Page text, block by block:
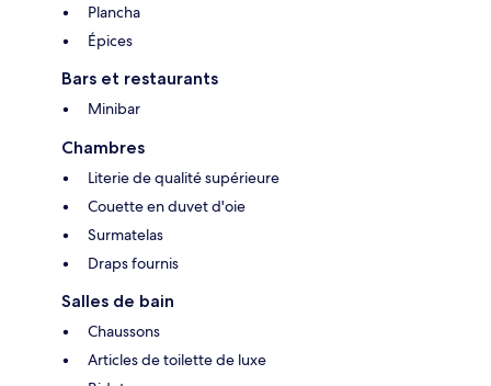
Plancha
Épices
Bars et restaurants
Minibar
Chambres
Literie de qualité supérieure
Couette en duvet d'oie
Surmatelas
Draps fournis
Salles de bain
Chaussons
Articles de toilette de luxe